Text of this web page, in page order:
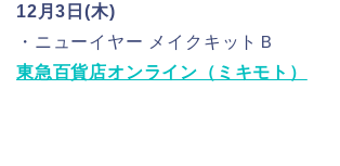
12月3日(木)
・ニューイヤー メイクキットＢ
東急百貨店オンライン（ミキモト）